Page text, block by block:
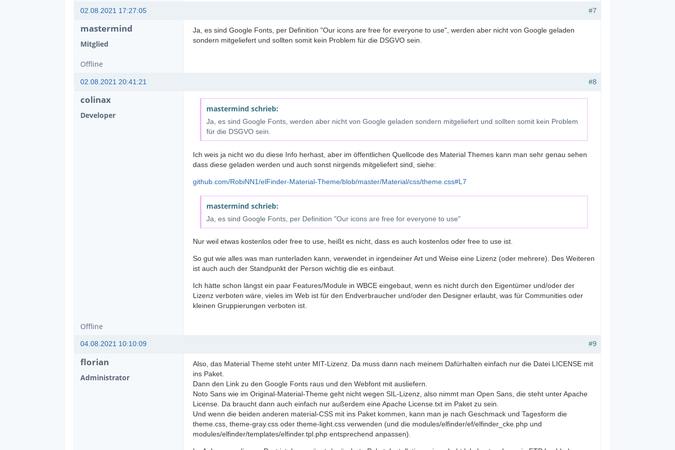
#7
02.08.2021 17:27:05
mastermind
Mitglied
Ja, es sind Google Fonts, per Definition "Our icons are free for everyone to use", werden aber nicht von Google geladen
sondern mitgeliefert und sollten somit kein Problem für die DSGVO sein.
Offline
#8
02.08.2021 20:41:21
colinax
Developer
mastermind schrieb:
Ja, es sind Google Fonts, werden aber nicht von Google geladen sondern mitgeliefert und sollten somit kein Problem
für die DSGVO sein.
Ich weis ja nicht wo du diese Info herhast, aber im öffentlichen Quellcode des Material Themes kann man sehr genau sehen
dass diese geladen werden und auch sonst nirgends mitgeliefert sind, siehe:
github.com/RobiNN1/elFinder-Material-Theme/blob/master/Material/css/theme.css#L7
mastermind schrieb:
Ja, es sind Google Fonts, per Definition "Our icons are free for everyone to use"
Nur weil etwas kostenlos oder free to use, heißt es nicht, dass es auch kostenlos oder free to use ist.
So gut wie alles was man runterladen kann, verwendet in irgendeiner Art und Weise eine Lizenz (oder mehrere). Des Weiteren
ist auch auch der Standpunkt der Person wichtig die es einbaut.
Ich hätte schon längst ein paar Features/Module in WBCE eingebaut, wenn es nicht durch den Eigentümer und/oder der
Lizenz verboten wäre, vieles im Web ist für den Endverbraucher und/oder den Designer erlaubt, was für Communities oder
kleinen Gruppierungen verboten ist.
Offline
#9
04.08.2021 10:10:09
florian
Administrator
Also, das Material Theme steht unter MIT-Lizenz. Da muss dann nach meinem Dafürhalten einfach nur die Datei LICENSE mit
ins Paket.
Dann den Link zu den Google Fonts raus und den Webfont mit ausliefern.
Noto Sans wie im Original-Material-Theme geht nicht wegen SIL-Lizenz, also nimmt man Open Sans, die steht unter Apache
License. Da braucht dann auch einfach nur außerdem eine Apache License.txt im Paket zu sein.
Und wenn die beiden anderen material-CSS mit ins Paket kommen, kann man je nach Geschmack und Tagesform die
theme.css, theme-gray.css oder theme-light.css verwenden (und die modules/elfinder/ef/elfinder_cke.php und
modules/elfinder/templates/elfinder.tpl.php entsprechend anpassen).